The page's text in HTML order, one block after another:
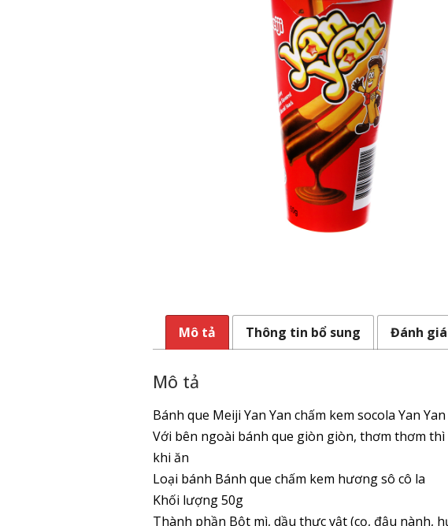
Mô tả Thông tin bổ sung Đánh
Mô tả
Bánh que Meiji Yan Yan chấm kem socola Yan
Với bên ngoài bánh que giòn giòn, thơm thơm
khi ăn
Loại bánh Bánh que chấm kem hương sô cô la
Khối lượng 50g
Thành phần Bột mì, dầu thực vật (cọ, đậu nành,